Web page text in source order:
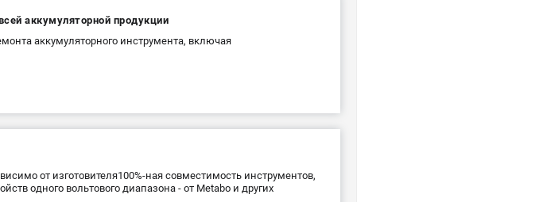
аккумуляторной продукции
аккумуляторного инструмента, включая
от изготовителя100%-ная совместимость инструментов,
одного вольтового диапазона - от Metabo и других